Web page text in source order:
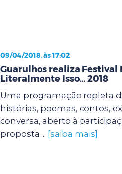
09/04/2018, às 17:02
Guarulhos realiza Festival
Literalmente Isso... 2018
Uma programação repleta
histórias, poemas, contos,
conversa, aberto à
proposta ... [saiba mais]